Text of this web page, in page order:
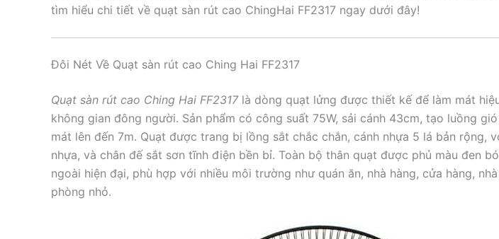
tìm hiểu chi tiết về quạt sàn rút cao ChingHai FF2317 ngay dưới đây!
Đôi Nét Về Quạt sàn rút cao Ching Hai FF2317
Quạt sàn rút cao Ching Hai FF2317là dòng quạt lửng được thiết kế để làm mát
không gian đông người. Sản phẩm có công suất 75W, sải cánh 43cm, tạo luồng
mát lên đến 7m. Quạt được trang bị lồng sắt chắc chắn, cánh nhựa 5 lá bản rộng,
nhựa, và chân đế sắt sơn tĩnh điện bền bỉ. Toàn bộ thân quạt được phủ màu đen
ngoài hiện đại, phù hợp với nhiều môi trường như quán ăn, nhà hàng, cửa hàng,
phòng nhỏ.